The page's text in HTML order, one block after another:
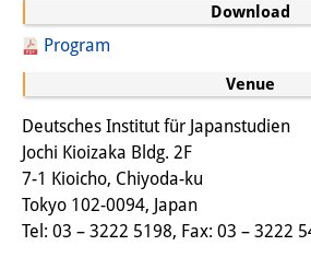
Events Overview
DIJ Study Group
Series of Lectures
Symposia and
Download
Program
Venue
Deutsches Institut für Japanstudien
Jochi Kioizaka Bldg. 2F
7-1 Kioicho, Chiyoda-ku
Tokyo 102-0094, Japan
Tel: 03 – 3222 5198, Fax: 03 – 3222